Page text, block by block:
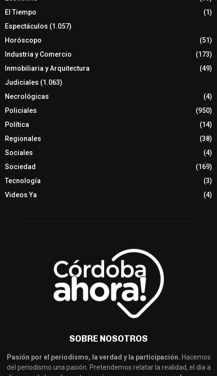
El Tiempo
(1)
Espectáculos (1.057)
Horóscopo
(51)
Industria y Comercio
(173)
Inmobiliaria y Arquitectura
(49)
Judiciales (1.063)
Necrológicas
(4)
Policiales
(950)
Política
(14)
Regionales
(38)
Sociales
(4)
Sociedad
(169)
Tecnología
(3)
Videos Ya
(4)
SOBRE NOSOTROS
Pasión por el periodismo, la verdad y la participación. Hacemos
del periodismo una pasión. Pretendemos relatar la realidad, el día a